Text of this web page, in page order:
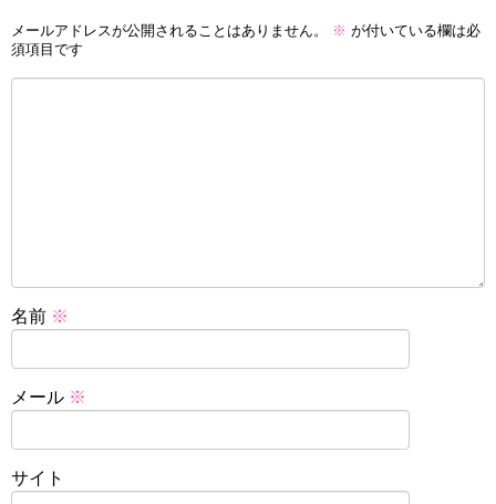
メールアドレスが公開されることはありません。 ※ が付いている欄は必
須項目です
名前 ※
メール ※
サイト